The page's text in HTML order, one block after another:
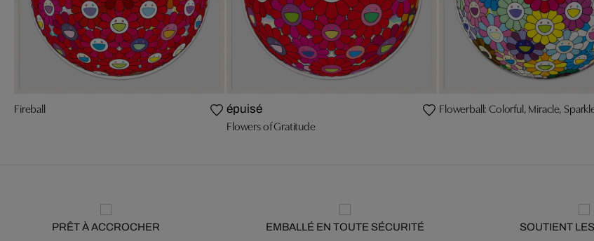
Fireball épuisé
Flowers of Gratitude
Flowerball: Colorful, Miracle,
PRÊT À ACCROCHER
EMBALLÉ EN TOUTE SÉCURITÉ
SOUTIENT